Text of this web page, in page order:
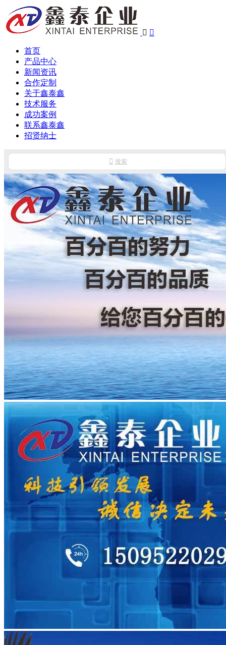
 
首页
产品中心
新闻资讯
合作定制
关于鑫泰鑫
技术服务
成功案例
联系鑫泰鑫
招贤纳士
 搜索